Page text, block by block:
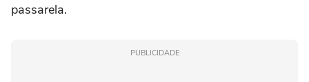
passarela.
PUBLICIDADE